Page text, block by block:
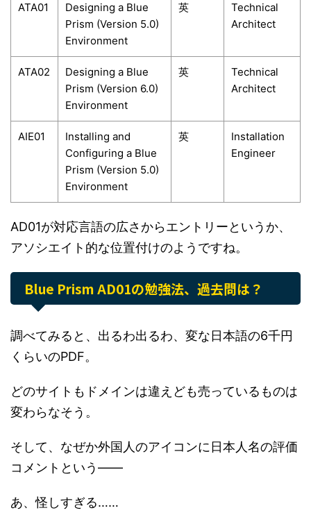
ATA01
Designing a Blue
Prism (Version 5.0)
Environment
英
Technical
Architect
ATA02
Designing a Blue
Prism (Version 6.0)
Environment
英
Technical
Architect
AIE01
Installing and
Configuring a Blue
Prism (Version 5.0)
Environment
英
Installation
Engineer
AD01が対応言語の広さからエントリーというか、
アソシエイト的な位置付けのようですね。
Blue Prism AD01の勉強法、過去問は？
調べてみると、出るわ出るわ、変な日本語の6千円
くらいのPDF。
どのサイトもドメインは違えども売っているものは
変わらなそう。
そして、なぜか外国人のアイコンに日本人名の評価
コメントという――
あ、怪しすぎる……